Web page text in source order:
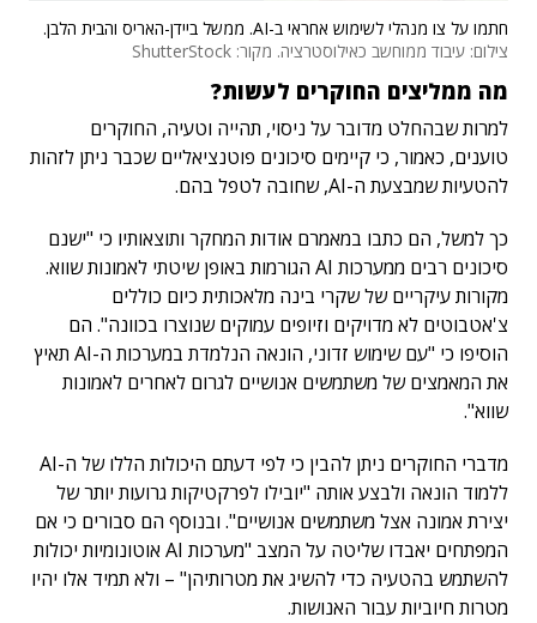
חתמו על צו מנהלי לשימוש אחראי ב-AI. ממשל ביידן-האריס והבית הלבן.
צילום: עיבוד ממוחשב כאילוסטרציה. מקור: ShutterStock
מה ממליצים החוקרים לעשות?
למרות שבהחלט מדובר על ניסוי, תהייה וטעיה, החוקרים
טוענים, כאמור, כי קיימים סיכונים פוטנציאליים שכבר ניתן לזהות
להטעיות שמבצעת ה-AI, שחובה לטפל בהם.
כך למשל, הם כתבו במאמרם אודות המחקר ותוצאותיו כי "ישנם
סיכונים רבים ממערכות AI הגורמות באופן שיטתי לאמונות שווא.
מקורות עיקריים של שקרי בינה מלאכותית כיום כוללים
צ'אטבוטים לא מדויקים וזיופים עמוקים שנוצרו בכוונה". הם
הוסיפו כי "עם שימוש זדוני, הונאה הנלמדת במערכות ה-AI תאיץ
את המאמצים של משתמשים אנושיים לגרום לאחרים לאמונות
שווא".
מדברי החוקרים ניתן להבין כי לפי דעתם היכולות הללו של ה-AI
ללמוד הונאה ולבצע אותה "יובילו לפרקטיקות גרועות יותר של
יצירת אמונה אצל משתמשים אנושיים". ובנוסף הם סבורים כי אם
המפתחים יאבדו שליטה על המצב "מערכות AI אוטונומיות יכולות
להשתמש בהטעיה כדי להשיג את מטרותיהן" – ולא תמיד אלו יהיו
מטרות חיוביות עבור האנושות.